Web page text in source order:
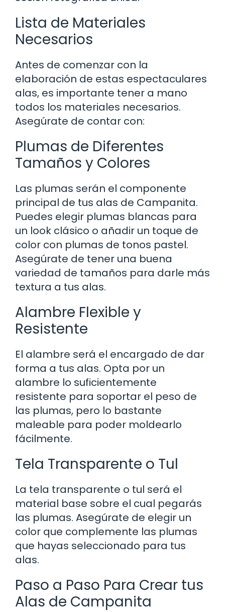
Lista de Materiales
Necesarios
Antes de comenzar con la
elaboración de estas espectaculares
alas, es importante tener a mano
todos los materiales necesarios.
Asegúrate de contar con:
Plumas de Diferentes
Tamaños y Colores
Las plumas serán el componente
principal de tus alas de Campanita.
Puedes elegir plumas blancas para
un look clásico o añadir un toque de
color con plumas de tonos pastel.
Asegúrate de tener una buena
variedad de tamaños para darle más
textura a tus alas.
Alambre Flexible y
Resistente
El alambre será el encargado de dar
forma a tus alas. Opta por un
alambre lo suficientemente
resistente para soportar el peso de
las plumas, pero lo bastante
maleable para poder moldearlo
fácilmente.
Tela Transparente o Tul
La tela transparente o tul será el
material base sobre el cual pegarás
las plumas. Asegúrate de elegir un
color que complemente las plumas
que hayas seleccionado para tus
alas.
Paso a Paso Para Crear tus
Alas de Campanita